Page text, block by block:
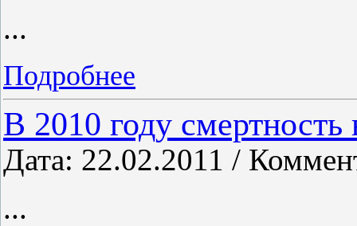
...
Подробнее
В 2010 году
Дата: 22.02.2011 /
...